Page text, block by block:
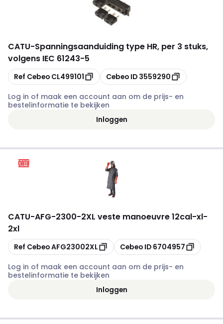
CATU-Spanningsaanduiding type HR, per 3 stuks,
volgens IEC 61243-5
Kopiëren
Ref Cebeo CL499101 Kopiëren
Cebeo ID 3559290
Log in of maak een account aan om de prijs- en
bestelinformatie te bekijken
Inloggen
CATU-AFG-2300-2XL veste manoeuvre 12cal-xl-
2xl
Kopiëren
Ref CebeoAFG23002XL Kopiëren
Cebeo ID 6704957
Log in of maak een account aan om de prijs- en
bestelinformatie te bekijken
Inloggen